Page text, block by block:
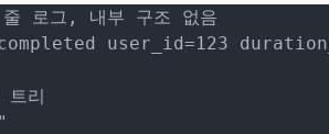
로그, 내부 구조 없음
user_id=123
리